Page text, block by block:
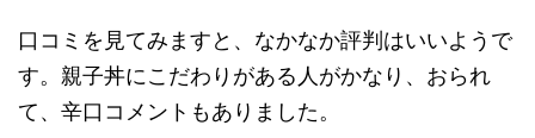
口コミを見てみますと、なかなか評判はいいようで
す。親子丼にこだわりがある人がかなり、おられ
て、辛口コメントもありました。